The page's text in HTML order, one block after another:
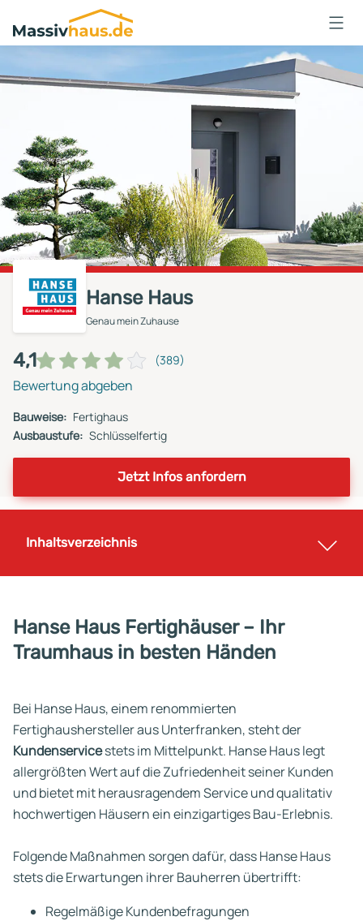
Massivhaus
Logo
Hanse Haus
Genau mein Zuhause
4,1 (389)
Bewertung abgeben
Bauweise: Fertighaus
Ausbaustufe: Schlüsselfertig
Jetzt Infos anfordern
Inhaltsverzeichnis
Hanse Haus Fertighäuser – Ihr
Traumhaus in besten Händen
Bei Hanse Haus, einem renommierten
Fertighaushersteller aus Unterfranken, steht der
Kundenservicestets im Mittelpunkt. Hanse Haus legt
allergrößten Wert auf die Zufriedenheit seiner Kunden
und bietet mit herausragendem Service und qualitativ
hochwertigen Häusern ein einzigartiges Bau-Erlebnis.
Folgende Maßnahmen sorgen dafür, dass Hanse Haus
stets die Erwartungen ihrer Bauherren übertrifft:
Regelmäßige Kundenbefragungen